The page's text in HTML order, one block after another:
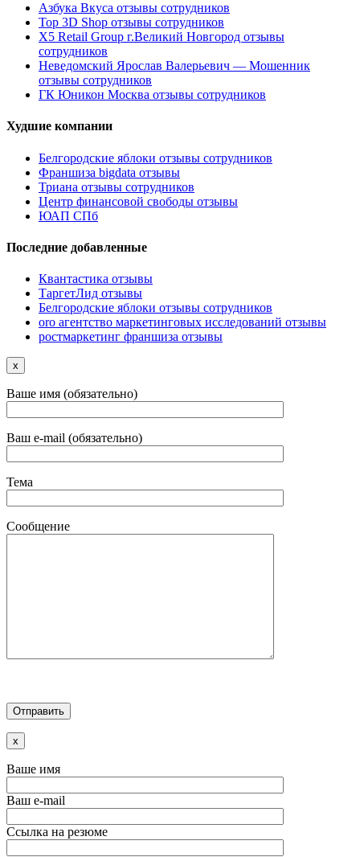
Азбука Вкуса отзывы сотрудников
Top 3D Shop отзывы сотрудников
X5 Retail Group г.Великий Новгород отзывы
сотрудников
Неведомский Ярослав Валерьевич — Мошенник
отзывы сотрудников
ГК Юникон Москва отзывы сотрудников
Худшие компании
Белгородские яблоки отзывы сотрудников
Франшиза bigdata отзывы
Триана отзывы сотрудников
Центр финансовой свободы отзывы
ЮАП СПб
Последние добавленные
Квантастика отзывы
ТаргетЛид отзывы
Белгородские яблоки отзывы сотрудников
oro агентство маркетинговых исследований отзывы
ростмаркетинг франшиза отзывы
x
Ваше имя (обязательно)
Ваш e-mail (обязательно)
Тема
Сообщение
x
Ваше имя
Ваш e-mail
Ссылка на резюме